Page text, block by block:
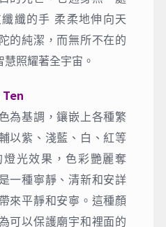
已“改頭換面”，成為泰
城鎮。
Rong Khun